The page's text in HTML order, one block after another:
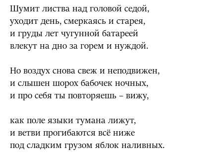
Шумит листва над головой седой,
уходит день, смеркаясь и старея,
и груды лет чугунной батареей
влекут на дно за горем и нуждой.
Но воздух снова свеж и неподвижен,
и слышен шорох бабочек ночных,
и про себя ты повторяешь – вижу,
как поле языки тумана лижут,
и ветви прогибаются всё ниже
под сладким грузом яблок наливных.